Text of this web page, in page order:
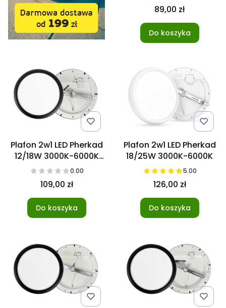
89,00 zł
Do koszyka
Plafon 2w1 LED Pherkad
12/18W 3000K-6000K
Czarny0.00
109,00 zł
Do koszyka
Plafon 2w1 LED Pherkad
18/25W 3000K-6000K
5.00
126,00 zł
Do koszyka